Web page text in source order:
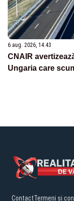
6 aug. 2026, 14:43
CNAIR
Ungaria care
ContactTermeni și